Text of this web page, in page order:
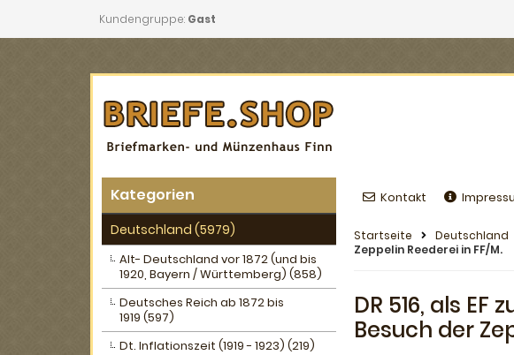
Kundengruppe: Gast
Kontakt
Startseite Deutschland
Zeppelin Reederei in FF/M.
DR 516, als
Besuch der
Kategorien
Deutschland (5979)
Alt- Deutschland vor 1872 (und bis
1920, Bayern / Württemberg) (858)
Deutsches Reich ab 1872 bis
1919 (597)
Dt. Inflationszeit (1919 - 1923) (219)